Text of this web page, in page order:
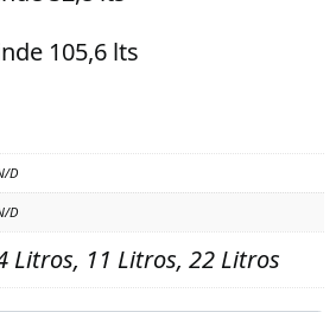
105,6 lts
D
D
Litros, 11 Litros, 22 Litros